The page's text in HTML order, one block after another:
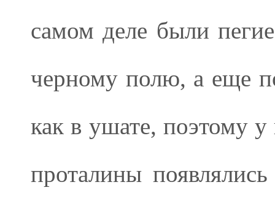
самом деле были
черному полю, а еще
как в ушате, поэтому
проталины